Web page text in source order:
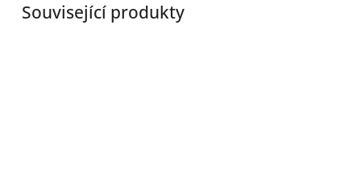
Související produkty